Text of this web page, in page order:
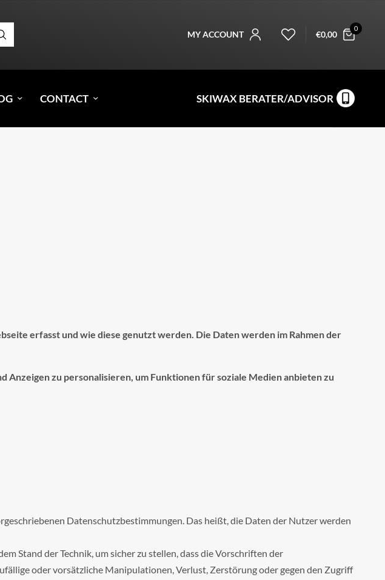
MY ACCOUNT €0,00
0
CONTACT SKIWAX BERATER/ADVISOR
erfasst und wie diese genutzt werden. Die Daten werden im Rahmen der
zu personalisieren, um Funktionen für soziale Medien anbieten zu
Datenschutzbestimmungen. Das heißt, die Daten der Nutzer werden
Stand der Technik, um sicher zu stellen, dass die Vorschriften der
oder vorsätzliche Manipulationen, Verlust, Zerstörung oder gegen den Zugriff